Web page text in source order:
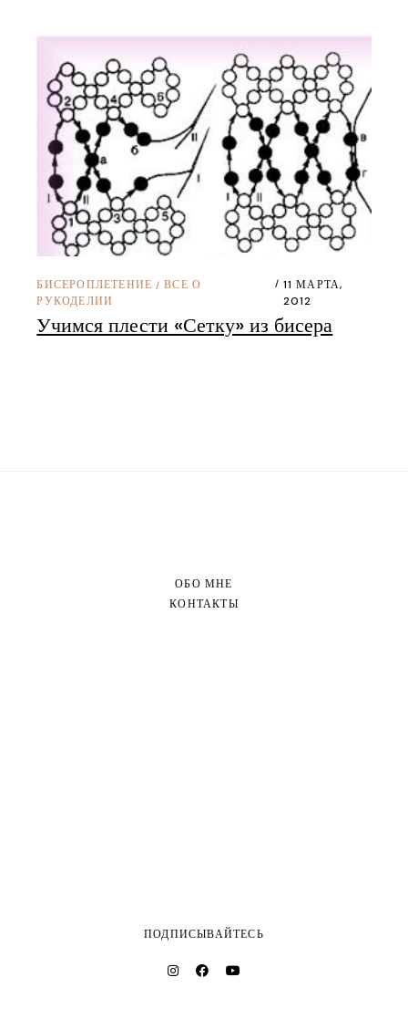
БИСЕРОПЛЕТЕНИЕ /ВСЕ О
РУКОДЕЛИИ
11 МАРТА,
2012
Учимся плести «Сетку» из бисера
ОБО МНЕ
КОНТАКТЫ
ПОДПИСЫВАЙТЕСЬ